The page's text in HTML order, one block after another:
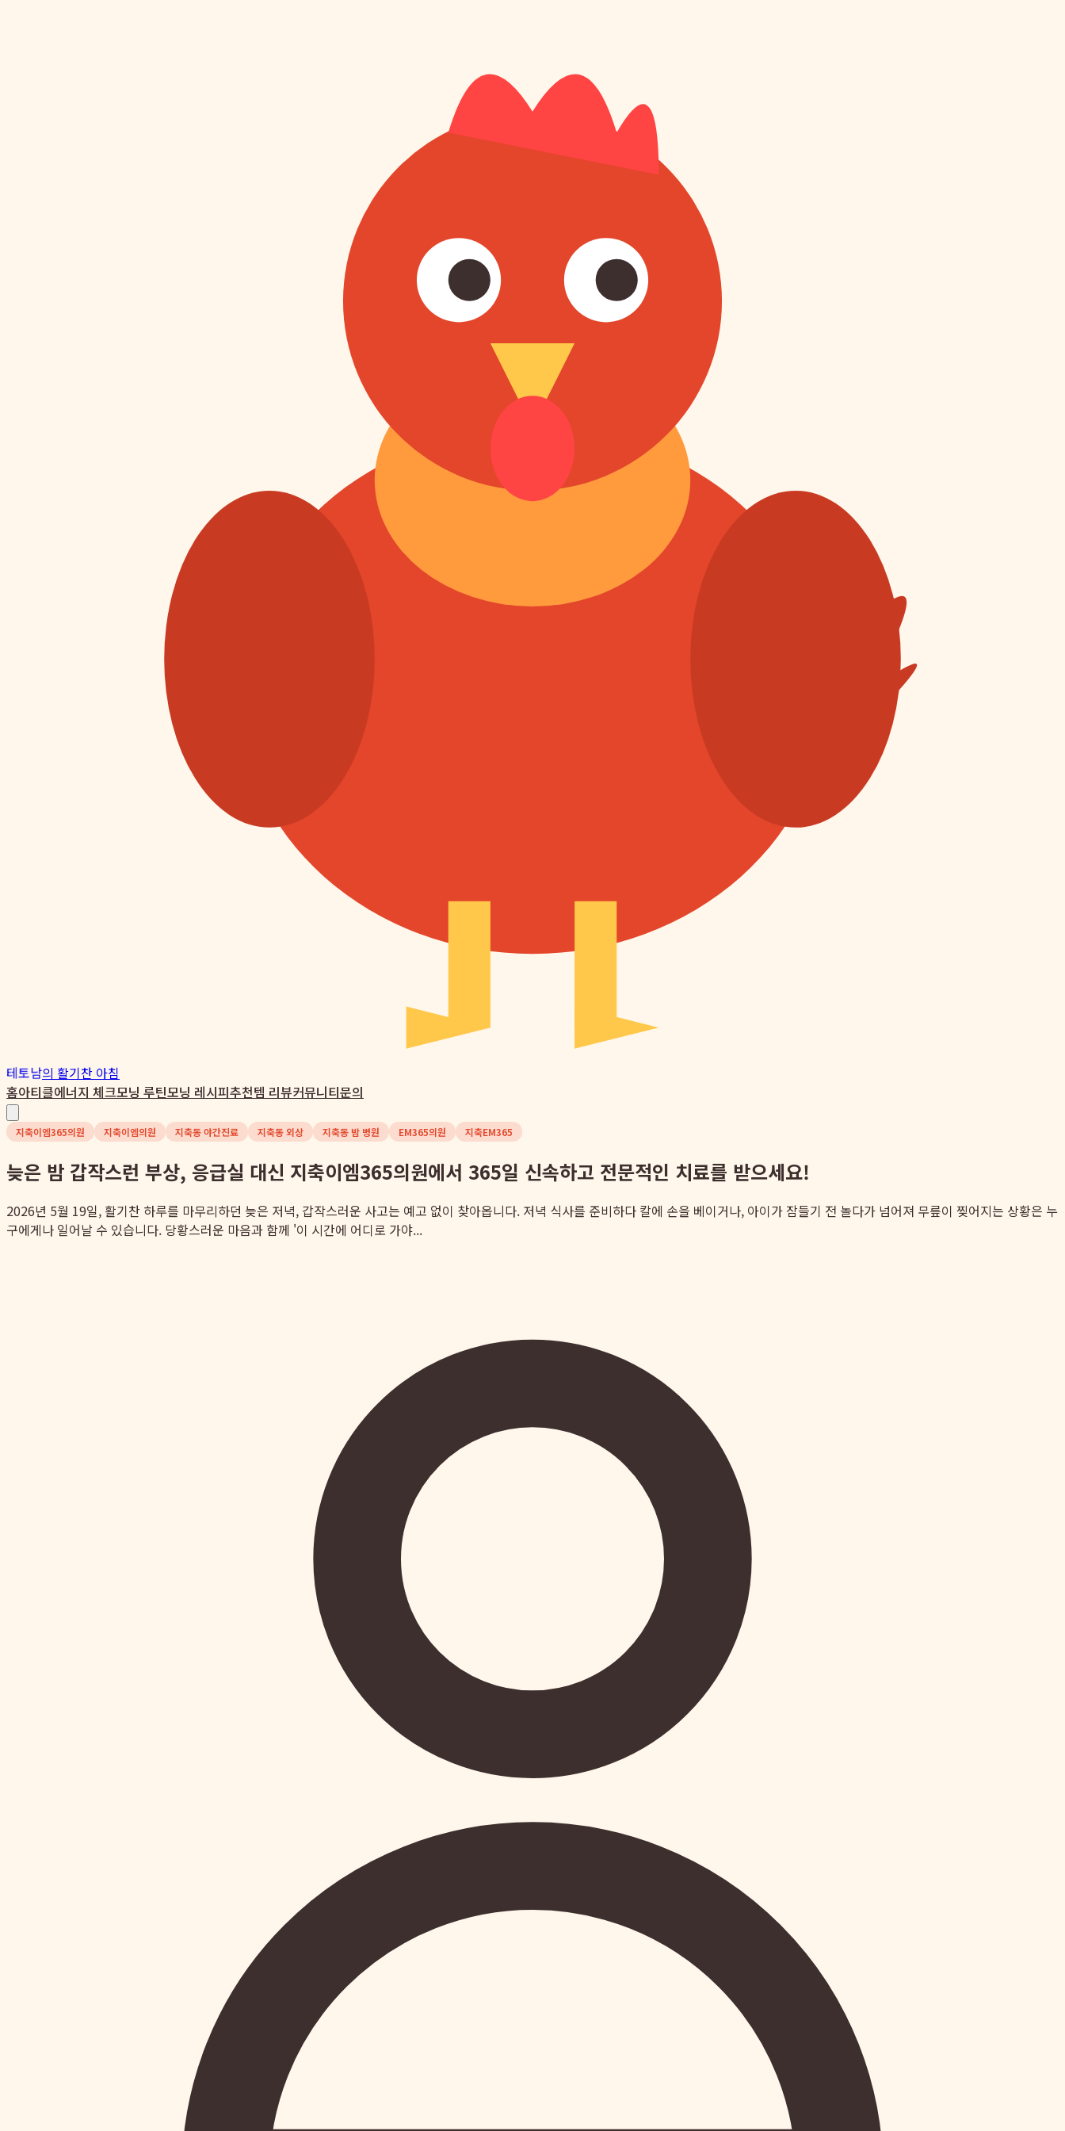
테토남의 활기찬 아침
홈아티클에너지 체크모닝 루틴모닝 레시피추천템 리뷰커뮤니티문의
지축이엠365의원 지축이엠의원 지축동 야간진료 지축동 외상 지축동 밤 병원 EM365의원 지축EM365
늦은 밤 갑작스런 부상, 응급실 대신 지축이엠365의원에서 365일 신속하고 전문적인 치료를 받으세요!
2026년 5월 19일, 활기찬 하루를 마무리하던 늦은 저녁, 갑작스러운 사고는 예고 없이 찾아옵니다. 저녁 식사를 준비하다 칼에 손을 베이거나, 아이가 잠들기 전 놀다가 넘어져 무릎이 찢어지는 상황은 누
구에게나 일어날 수 있습니다. 당황스러운 마음과 함께 '이 시간에 어디로 가야...